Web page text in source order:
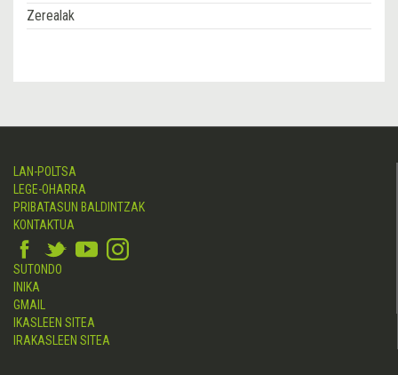
Zerealak
LAN-POLTSA
LEGE-OHARRA
PRIBATASUN BALDINTZAK
KONTAKTUA
SUTONDO
INIKA
GMAIL
IKASLEEN SITEA
IRAKASLEEN SITEA